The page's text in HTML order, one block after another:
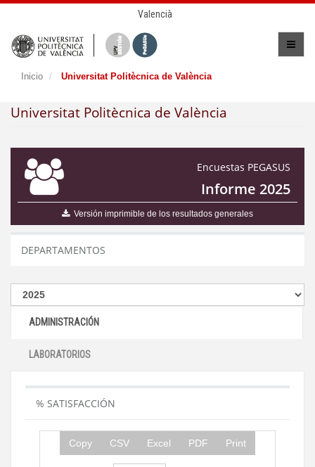
Valencià
Inicio Universitat Politècnica de València
Universitat Politècnica de València
Encuestas PEGASUS
Informe 2025
Versión imprimible de los resultados generales
DEPARTAMENTOS
ADMINISTRACIÓN
LABORATORIOS
% SATISFACCIÓN
Copy CSV Excel PDF Print